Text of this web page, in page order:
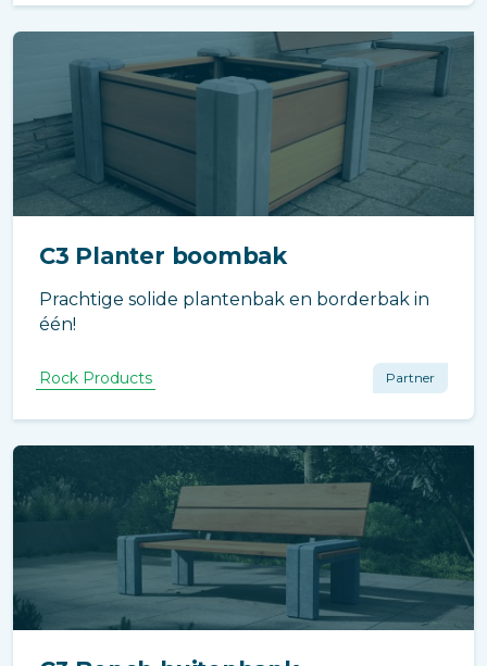
C3 Planter boombak
Prachtige solide plantenbak en borderbak in
één!
Rock Products Partner